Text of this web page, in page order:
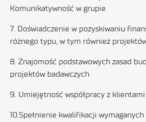
Komunikatywność w grupie
7. Doświadczenie w pozyskiwaniu
różnego typu, w tym również
8. Znajomość podstawowych zasad
projektów badawczych
9. Umiejętność współpracy z
10.Spełnienie kwalifikacji